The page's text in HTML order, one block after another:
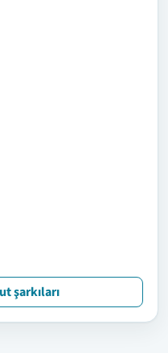
şarkıları